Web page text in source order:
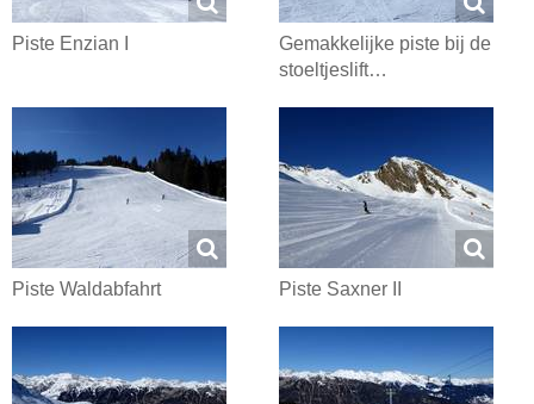
Piste Enzian I
Gemakkelijke piste bij de
stoeltjeslift…
Piste Waldabfahrt Piste Saxner II